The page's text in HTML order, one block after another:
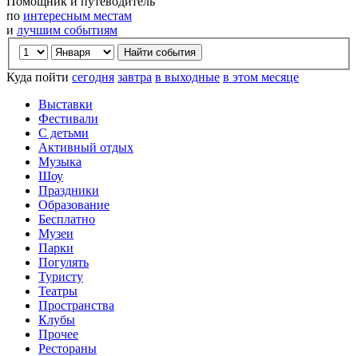
по интересным местам
и лучшим событиям
Куда пойти сегодня завтра в выходные в этом месяце
Выставки
Фестивали
С детьми
Активный отдых
Музыка
Шоу
Праздники
Образование
Бесплатно
Музеи
Парки
Погулять
Туристу
Театры
Пространства
Клубы
Прочее
Рестораны